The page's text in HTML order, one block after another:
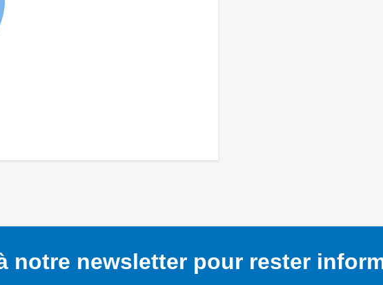
notre newsletter pour rester